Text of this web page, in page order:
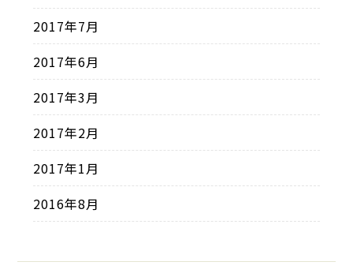
2017年7月
2017年6月
2017年3月
2017年2月
2017年1月
2016年8月